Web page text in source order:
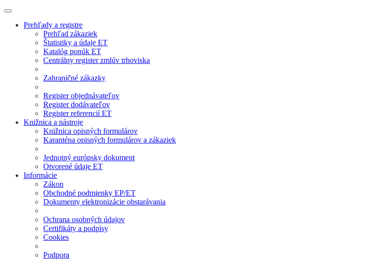
Prehľady a registre
Prehľad zákaziek
Štatistiky a údaje ET
Katalóg ponúk ET
Centrálny register zmlúv trhoviska
Zahraničné zákazky
Register objednávateľov
Register dodávateľov
Register referencií ET
Knižnica a nástroje
Knižnica opisných formulárov
Karanténa opisných formulárov a zákaziek
Jednotný európsky dokument
Otvorené údaje ET
Informácie
Zákon
Obchodné podmienky EP/ET
Dokumenty elektronizácie obstarávania
Ochrana osobných údajov
Certifikáty a podpisy
Cookies
Podpora